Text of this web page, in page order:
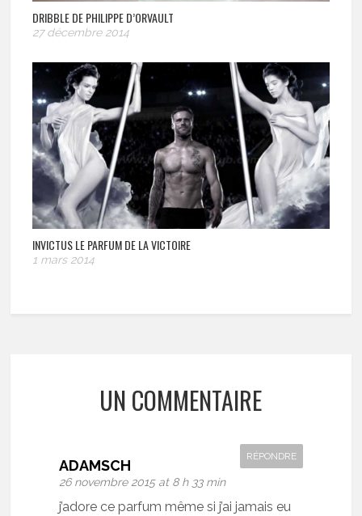
DRIBBLE DE PHILIPPE D’ORVAULT
27 décembre 2014
INVICTUS LE PARFUM DE LA VICTOIRE
1 mars 2014
UN COMMENTAIRE
ADAMSCH
26 novembre 2015 at 8 h 33 min
RÉPONDRE
j’adore ce parfum même si j’ai jamais eu